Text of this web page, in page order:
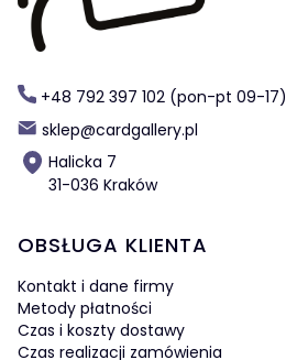
+48 792 397 102 (pon-pt 09-17)
sklep@cardgallery.pl
Halicka 7
31-036 Kraków
Linki w stopce
OBSŁUGA KLIENTA
Kontakt i dane firmy
Metody płatności
Czas i koszty dostawy
Czas realizacji zamówienia